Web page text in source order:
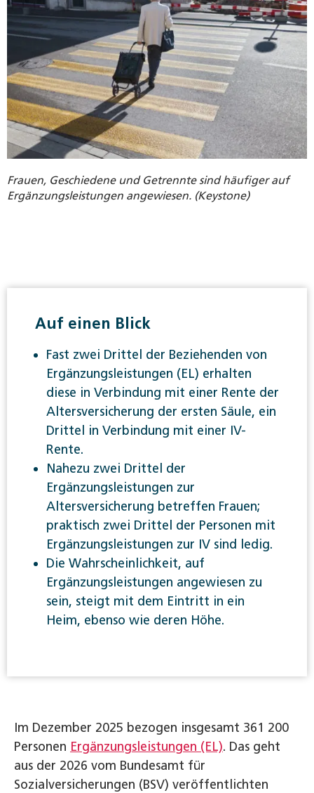
Frauen, Geschiedene und Getrennte sind häufiger auf
Ergänzungsleistungen angewiesen. (Keystone)
Auf einen Blick
Fast zwei Drittel der Beziehenden von
Ergänzungsleistungen (EL) erhalten
diese in Verbindung mit einer Rente der
Altersversicherung der ersten Säule, ein
Drittel in Verbindung mit einer IV-
Rente.
Nahezu zwei Drittel der
Ergänzungsleistungen zur
Altersversicherung betreffen Frauen;
praktisch zwei Drittel der Personen mit
Ergänzungsleistungen zur IV sind ledig.
Die Wahrscheinlichkeit, auf
Ergänzungsleistungen angewiesen zu
sein, steigt mit dem Eintritt in ein
Heim, ebenso wie deren Höhe.
Im Dezember 2025 bezogen insgesamt 361 200
Personen Ergänzungsleistungen (EL). Das geht
aus der 2026 vom Bundesamt für
Sozialversicherungen (BSV) veröffentlichten